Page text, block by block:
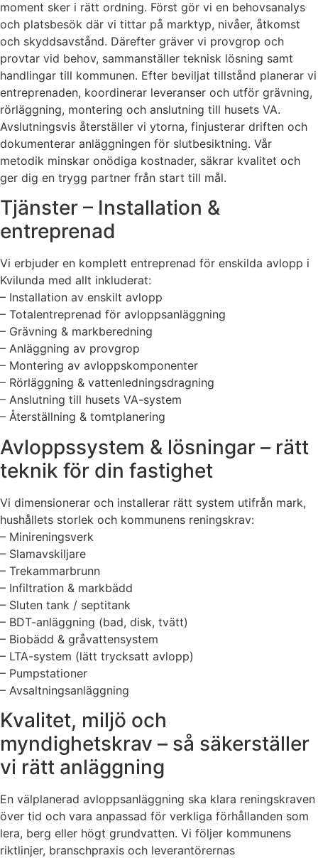
moment sker i rätt ordning. Först gör vi en behovsanalys
och platsbesök där vi tittar på marktyp, nivåer, åtkomst
och skyddsavstånd. Därefter gräver vi provgrop och
provtar vid behov, sammanställer teknisk lösning samt
handlingar till kommunen. Efter beviljat tillstånd planerar vi
entreprenaden, koordinerar leveranser och utför grävning,
rörläggning, montering och anslutning till husets VA.
Avslutningsvis återställer vi ytorna, finjusterar driften och
dokumenterar anläggningen för slutbesiktning. Vår
metodik minskar onödiga kostnader, säkrar kvalitet och
ger dig en trygg partner från start till mål.
Tjänster – Installation &
entreprenad
Vi erbjuder en komplett entreprenad för enskilda avlopp i
Kvilunda med allt inkluderat:
– Installation av enskilt avlopp
– Totalentreprenad för avloppsanläggning
– Grävning & markberedning
– Anläggning av provgrop
– Montering av avloppskomponenter
– Rörläggning & vattenledningsdragning
– Anslutning till husets VA-system
– Återställning & tomtplanering
Avloppssystem & lösningar – rätt
teknik för din fastighet
Vi dimensionerar och installerar rätt system utifrån mark,
hushållets storlek och kommunens reningskrav:
– Minireningsverk
– Slamavskiljare
– Trekammarbrunn
– Infiltration & markbädd
– Sluten tank / septitank
– BDT-anläggning (bad, disk, tvätt)
– Biobädd & gråvattensystem
– LTA-system (lätt trycksatt avlopp)
– Pumpstationer
– Avsaltningsanläggning
Kvalitet, miljö och
myndighetskrav – så säkerställer
vi rätt anläggning
En välplanerad avloppsanläggning ska klara reningskraven
över tid och vara anpassad för verkliga förhållanden som
lera, berg eller högt grundvatten. Vi följer kommunens
riktlinjer, branschpraxis och leverantörernas